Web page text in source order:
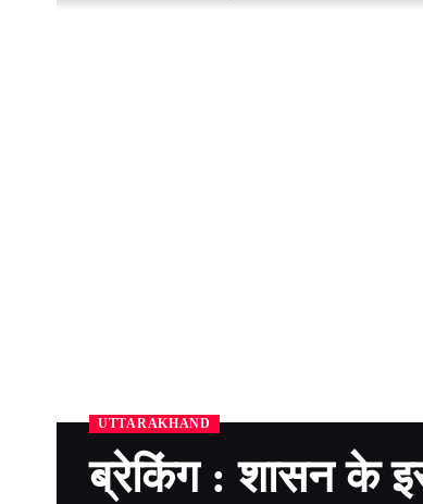
UTTARAKHAND
ब्रेकिंग : शासन के